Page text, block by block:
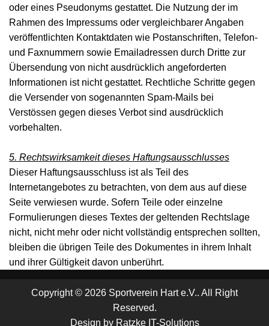
oder eines Pseudonyms gestattet. Die Nutzung der im
Rahmen des Impressums oder vergleichbarer Angaben
veröffentlichten Kontaktdaten wie Postanschriften, Telefon-
und Faxnummern sowie Emailadressen durch Dritte zur
Übersendung von nicht ausdrücklich angeforderten
Informationen ist nicht gestattet. Rechtliche Schritte gegen
die Versender von sogenannten Spam-Mails bei
Verstössen gegen dieses Verbot sind ausdrücklich
vorbehalten.
5. Rechtswirksamkeit dieses Haftungsausschlusses
Dieser Haftungsausschluss ist als Teil des
Internetangebotes zu betrachten, von dem aus auf diese
Seite verwiesen wurde. Sofern Teile oder einzelne
Formulierungen dieses Textes der geltenden Rechtslage
nicht, nicht mehr oder nicht vollständig entsprechen sollten,
bleiben die übrigen Teile des Dokumentes in ihrem Inhalt
und ihrer Gültigkeit davon unberührt.
Copyright © 2026 Sportverein Hart e.V.. All Right
Reserved.
Design by Ratzke IT-Solutions